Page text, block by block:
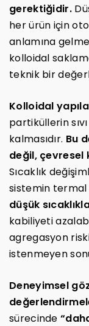
gerektiğidir.
her ürün için
anlamına
kolloidal
teknik bir
Kolloidal
partiküllerin
kalmasıdır. Bu
değil, çevresel
Sıcaklık
sistemin
düşük
kabiliyeti
agregasyon
istenmeyen
Deneyimsel
sürecinde